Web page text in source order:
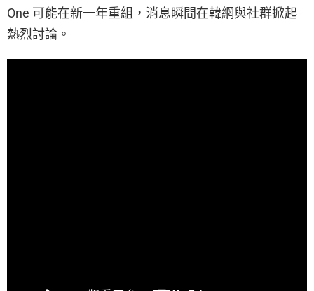
One 可能在新一年重組，消息瞬間在韓網與社群掀起
熱烈討論。